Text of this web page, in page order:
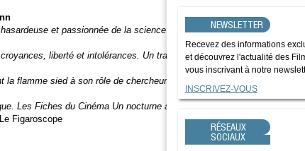
et passionnée de la science
liberté et intolérances. Un travail
la flamme sied à son rôle de chercheur
Les Fiches du Cinéma Un nocturne aux
Le Figaroscope
NEWSLETTER
Recevez des informations
et découvrez l'actualité des
vous inscrivant à notre
INSCRIVEZ-VOUS
RÉSEAUX
SOCIAUX